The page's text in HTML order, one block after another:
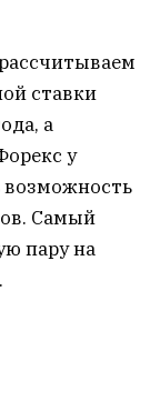
ставки
а
у
возможность
Самый
пару на